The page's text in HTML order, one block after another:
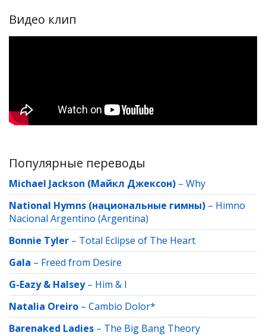
Видео клип
Популярные переводы
Michael Jackson (Майкл Джексон) – Why
National Hymns (национальные гимны) – Himno
Nacional Argentino (Argentina)
Bonnie Tyler – Total Eclipse of The Heart
Gala – Freed from Desire
G-Eazy & Halsey– Him & I
Natalia Oreiro – Cambio Dolor*
Barenaked Ladies – The Big Bang Theory